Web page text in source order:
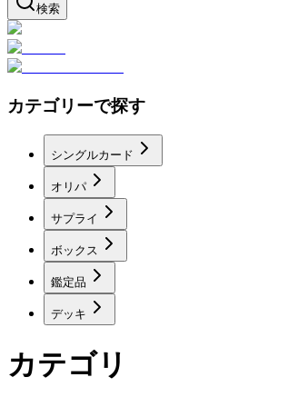
検索
カテゴリーで探す
シングルカード
オリパ
サプライ
ボックス
鑑定品
デッキ
カテゴリ